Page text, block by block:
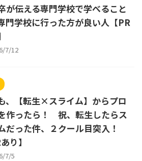
が伝える専門学校で学べること
門学校に行った方が良い人【PR
7/12
、【転生×スライム】からプロ
作ったら！ 祝、転生したらス
だった件、２クール目突入！
り】
7/5